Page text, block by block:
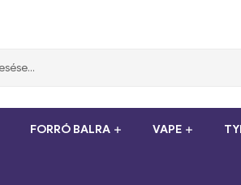
FORRÓ BALRA VAPE